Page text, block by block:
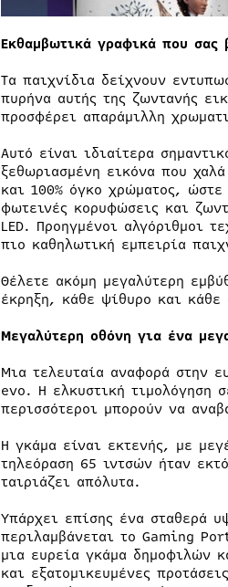
Εκθαμβωτικά γραφικά που σας
Τα παιχνίδια δείχνουν
πυρήνα αυτής της ζωντανής
προσφέρει απαράμιλλη
Αυτό είναι ιδιαίτερα
ξεθωριασμένη εικόνα που
και 100% όγκο χρώματος,
φωτεινές κορυφώσεις και
LED. Προηγμένοι αλγόριθμοι
πιο καθηλωτική εμπειρία
Θέλετε ακόμη μεγαλύτερη
έκρηξη, κάθε ψίθυρο και κάθε
Μεγαλύτερη οθόνη για ένα
Μια τελευταία αναφορά στην
evo. Η ελκυστική τιμολόγηση
περισσότεροι μπορούν να
Η γκάμα είναι εκτενής, με
τηλεόραση 65 ιντσών ήταν
ταιριάζει απόλυτα.
Υπάρχει επίσης ένα σταθερά
περιλαμβάνεται το Gaming
μια ευρεία γκάμα δημοφιλών
και εξατομικευμένες